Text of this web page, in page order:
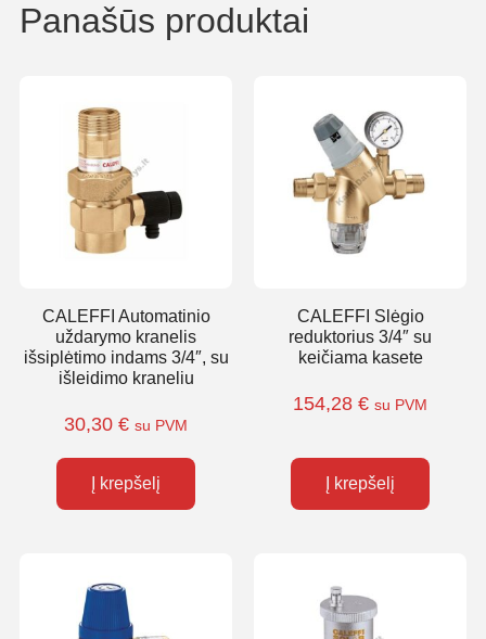
Panašūs produktai
CALEFFI Automatinio
uždarymo kranelis
išsiplėtimo indams 3/4″, su
išleidimo kraneliu
30,30 € su PVM
Į krepšelį
CALEFFI Slėgio
reduktorius 3/4″ su
keičiama kasete
154,28 € su PVM
Į krepšelį